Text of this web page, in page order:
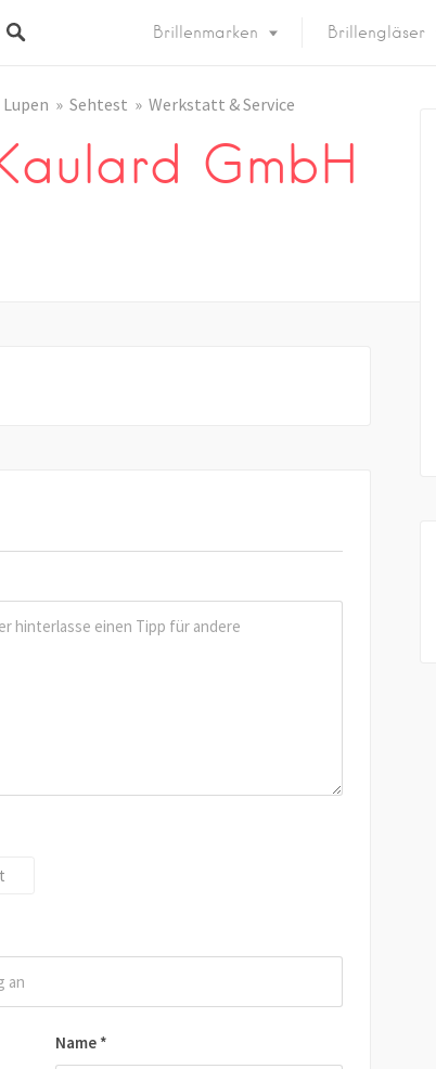
Brillenmarken Brillengläser
Lupen Sehtest Werkstatt & Service
GmbH
Name *